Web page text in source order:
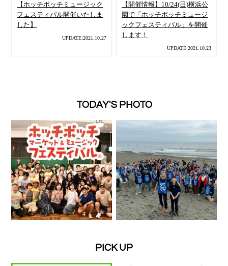
【ホッチポッチミュージック
フェスティバル開催いたしま
した】
UPDATE:2021.10.27
【開催情報】10/24(日)横浜公
園で「ホッチポッチミュージ
ックフェスティバル」を開催
します！
UPDATE:2021.10.23
TODAY'S PHOTO
PICK UP